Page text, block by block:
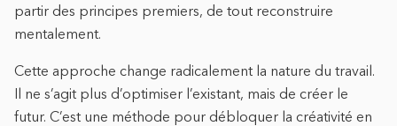
partir des principes premiers, de tout reconstruire
mentalement.
Cette approche change radicalement la nature du travail.
Il ne s’agit plus d’optimiser l’existant, mais de créer le
futur. C’est une méthode pour débloquer la créativité en